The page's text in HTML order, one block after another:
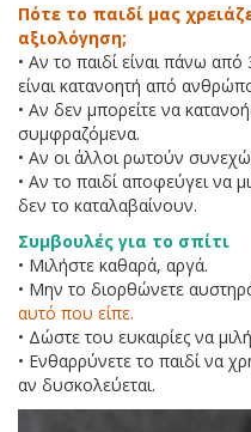
Πότε το παιδί μας
αξιολόγηση;
• Αν το παιδί είναι πάνω
είναι κατανοητή από
• Αν δεν μπορείτε να
συμφραζόμενα.
• Αν οι άλλοι ρωτούν
• Αν το παιδί αποφεύγει να
δεν το καταλαβαίνουν.
Συμβουλές για το σπίτι
• Μιλήστε καθαρά, αργά.
• Μην το διορθώνετε
αυτό που είπε.
• Δώστε του ευκαιρίες να
• Ενθαρρύνετε το παιδί να
αν δυσκολεύεται.